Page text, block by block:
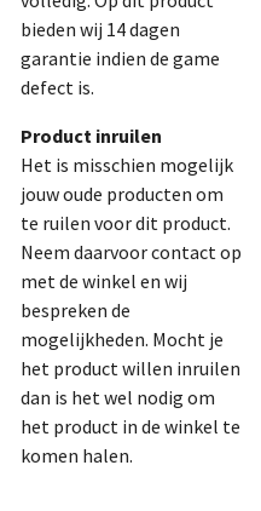
bieden wij 14 dagen
garantie indien de game
defect is.
Product inruilen
Het is misschien mogelijk
jouw oude producten om
te ruilen voor dit product.
Neem daarvoor contact op
met de winkel en wij
bespreken de
mogelijkheden. Mocht je
het product willen inruilen
dan is het wel nodig om
het product in de winkel te
komen halen.